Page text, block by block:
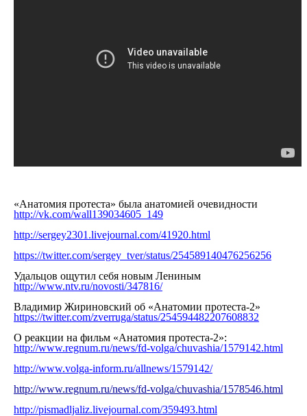
«Анатомия протеста» была анатомией очевидности
http://vk.com/wall139034605_149
http://sergey2301.livejournal.com/41920.html
https://twitter.com/sergey_tver/status/254589140476256256
Удальцов ощутил себя новым Лениным
http://www.ntv.ru/novosti/347816/
Владимир Жириновский об «Анатомии протеста-2»
https://twitter.com/zverruga/status/254594482207608832
О реакции на фильм «Анатомия протеста-2»:
http://www.regnum.ru/news/fd-volga/chuvashia/1579142.html
http://www.volga-inform.ru/allnews/1579142/
http://www.regnum.ru/news/fd-volga/chuvashia/1578546.html
http://pismadljaliz.livejournal.com/359493.html